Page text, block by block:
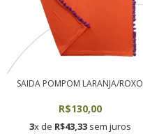
SAIDA POMPOM LARANJA/ROXO
R$130,00
3x de R$43,33sem juros